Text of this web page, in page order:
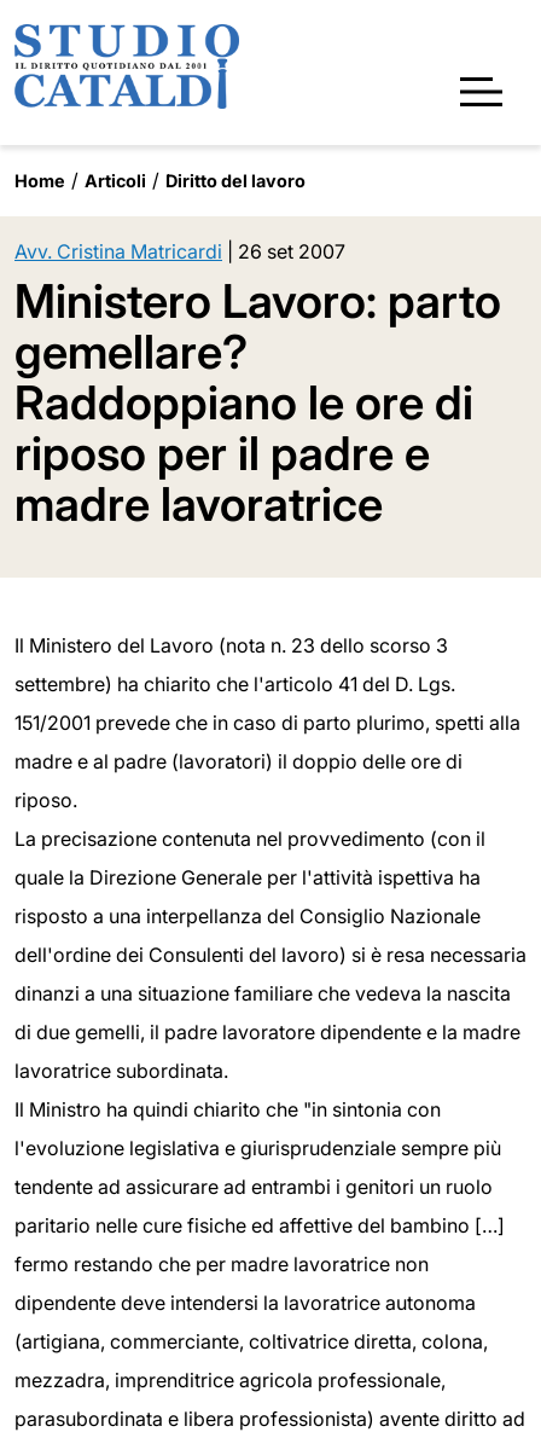
Home Articoli Diritto del lavoro
Avv. Cristina Matricardi 26 set 2007
Ministero Lavoro: parto
gemellare?
Raddoppiano le ore di
riposo per il padre e
madre lavoratrice
Il Ministero del Lavoro (nota n. 23 dello scorso 3
settembre) ha chiarito che l'articolo 41 del D. Lgs.
151/2001 prevede che in caso di parto plurimo, spetti alla
madre e al padre (lavoratori) il doppio delle ore di
riposo.
La precisazione contenuta nel provvedimento (con il
quale la Direzione Generale per l'attività ispettiva ha
risposto a una interpellanza del Consiglio Nazionale
dell'ordine dei Consulenti del lavoro) si è resa necessaria
dinanzi a una situazione familiare che vedeva la nascita
di due gemelli, il padre lavoratore dipendente e la madre
lavoratrice subordinata.
Il Ministro ha quindi chiarito che "in sintonia con
l'evoluzione legislativa e giurisprudenziale sempre più
tendente ad assicurare ad entrambi i genitori un ruolo
paritario nelle cure fisiche ed affettive del bambino […]
fermo restando che per madre lavoratrice non
dipendente deve intendersi la lavoratrice autonoma
(artigiana, commerciante, coltivatrice diretta, colona,
mezzadra, imprenditrice agricola professionale,
parasubordinata e libera professionista) avente diritto ad